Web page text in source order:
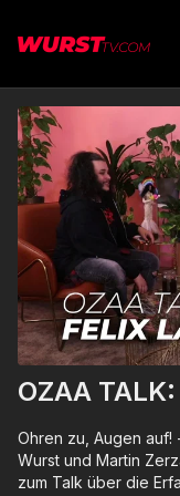
OZAA
Ohren zu, Augen auf!
Wurst und Martin
zum Talk über die